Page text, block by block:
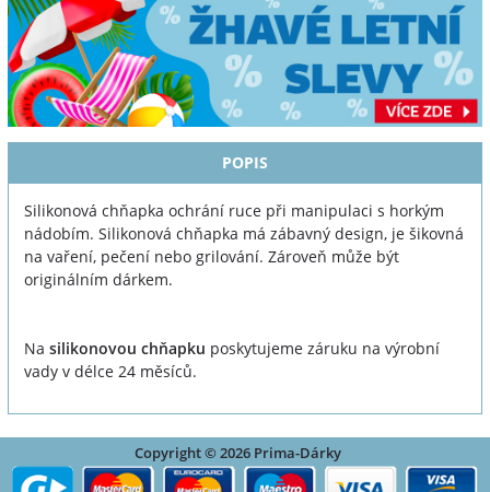
POPIS
Silikonová chňapka ochrání ruce při manipulaci s horkým
nádobím. Silikonová chňapka má zábavný design, je šikovná
na vaření, pečení nebo grilování. Zároveň může být
originálním dárkem.
Na silikonovou chňapku poskytujeme záruku na výrobní
vady v délce 24 měsíců.
Copyright © 2026 Prima-Dárky